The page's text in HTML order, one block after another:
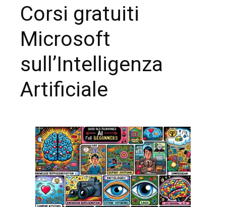
Corsi gratuiti
Microsoft
sull’Intelligenza
Artificiale